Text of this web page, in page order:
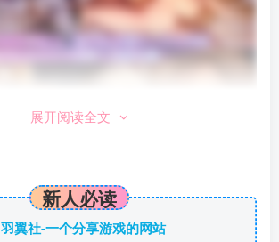
展开阅读全文
新人必读
羽翼社-一个分享游戏的网站